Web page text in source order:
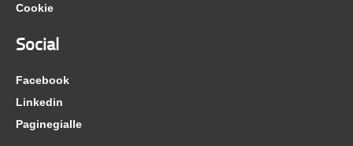
Cookie
Social
Facebook
Linkedin
Paginegialle